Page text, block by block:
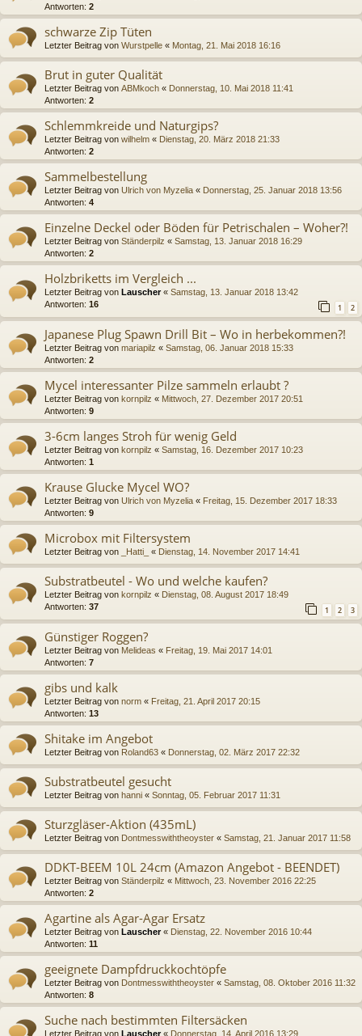
Antworten: 2
schwarze Zip Tüten
Letzter Beitrag von Wurstpelle « Montag, 21. Mai 2018 16:16
Brut in guter Qualität
Letzter Beitrag von ABMkoch « Donnerstag, 10. Mai 2018 11:41
Antworten: 2
Schlemmkreide und Naturgips?
Letzter Beitrag von wilhelm « Dienstag, 20. März 2018 21:33
Antworten: 2
Sammelbestellung
Letzter Beitrag von Ulrich von Myzelia « Donnerstag, 25. Januar 2018 13:56
Antworten: 4
Einzelne Deckel oder Böden für Petrischalen – Woher?!
Letzter Beitrag von Ständerpilz « Samstag, 13. Januar 2018 16:29
Antworten: 2
Holzbriketts im Vergleich ...
Letzter Beitrag von Lauscher« Samstag, 13. Januar 2018 13:42
Antworten: 16 1 2
Japanese Plug Spawn Drill Bit – Wo in herbekommen?!
Letzter Beitrag von mariapilz « Samstag, 06. Januar 2018 15:33
Antworten: 2
Mycel interessanter Pilze sammeln erlaubt ?
Letzter Beitrag von kornpilz « Mittwoch, 27. Dezember 2017 20:51
Antworten: 9
3-6cm langes Stroh für wenig Geld
Letzter Beitrag von kornpilz « Samstag, 16. Dezember 2017 10:23
Antworten: 1
Krause Glucke Mycel WO?
Letzter Beitrag von Ulrich von Myzelia « Freitag, 15. Dezember 2017 18:33
Antworten: 9
Microbox mit Filtersystem
Letzter Beitrag von _Hatti_ « Dienstag, 14. November 2017 14:41
Substratbeutel - Wo und welche kaufen?
Letzter Beitrag von kornpilz « Dienstag, 08. August 2017 18:49
Antworten: 37 1 2 3
Günstiger Roggen?
Letzter Beitrag von Melideas « Freitag, 19. Mai 2017 14:01
Antworten: 7
gibs und kalk
Letzter Beitrag von norm « Freitag, 21. April 2017 20:15
Antworten: 13
Shitake im Angebot
Letzter Beitrag von Roland63 « Donnerstag, 02. März 2017 22:32
Substratbeutel gesucht
Letzter Beitrag von hanni « Sonntag, 05. Februar 2017 11:31
Sturzgläser-Aktion (435mL)
Letzter Beitrag von Dontmesswiththeoyster « Samstag, 21. Januar 2017 11:58
DDKT-BEEM 10L 24cm (Amazon Angebot - BEENDET)
Letzter Beitrag von Ständerpilz « Mittwoch, 23. November 2016 22:25
Antworten: 2
Agartine als Agar-Agar Ersatz
Letzter Beitrag von Lauscher« Dienstag, 22. November 2016 10:44
Antworten: 11
geeignete Dampfdruckkochtöpfe
Letzter Beitrag von Dontmesswiththeoyster « Samstag, 08. Oktober 2016 11:32
Antworten: 8
Suche nach bestimmten Filtersäcken
Letzter Beitrag von Lauscher« Donnerstag, 14. April 2016 13:29